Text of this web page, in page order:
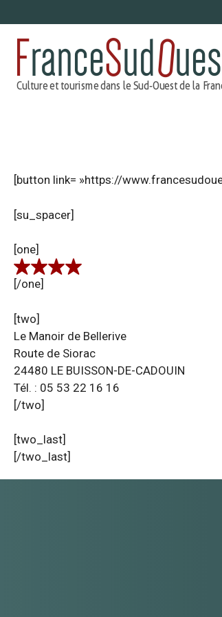
au
contenu
[button link= »https://
[su_spacer]
[one]
[/one]
[two]
Le Manoir de Bellerive
Route de Siorac
24480 LE BUISSON-DE-CADOUIN
Tél. : 05 53 22 16 16
[/two]
[two_last]
[/two_last]